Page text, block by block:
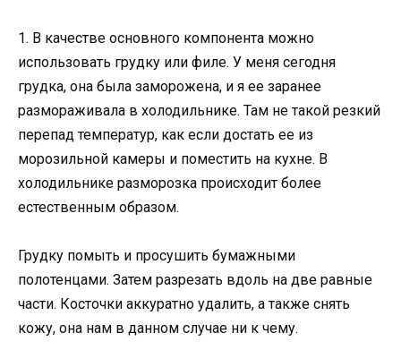
1. В качестве основного компонента можно
использовать грудку или филе. У меня сегодня
грудка, она была заморожена, и я ее заранее
размораживала в холодильнике. Там не такой резкий
перепад температур, как если достать ее из
морозильной камеры и поместить на кухне. В
холодильнике разморозка происходит более
естественным образом.
Грудку помыть и просушить бумажными
полотенцами. Затем разрезать вдоль на две равные
части. Косточки аккуратно удалить, а также снять
кожу, она нам в данном случае ни к чему.